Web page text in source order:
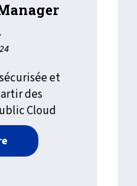
et
des
Cloud
about Présentation de la